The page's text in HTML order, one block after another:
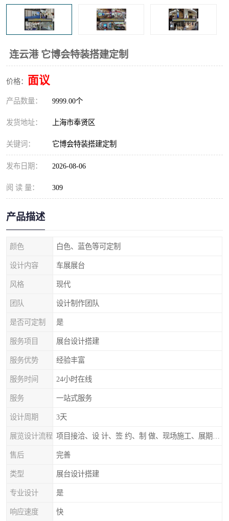
连云港 它博会特装搭建定制
价格： 面议
产品数量： 9999.00个
发货地址： 上海市奉贤区
关键词： 它博会特装搭建定制
发布日期： 2026-08-06
阅 读 量： 309
产品描述
颜色 白色、蓝色等可定制
设计内容 车展展台
风格 现代
团队 设计制作团队
是否可定制 是
服务项目 展台设计搭建
服务优势 经验丰富
服务时间 24小时在线
服务 一站式服务
设计周期 3天
展览设计流程
售后 完善
类型 展台设计搭建
专业设计 是
响应速度 快